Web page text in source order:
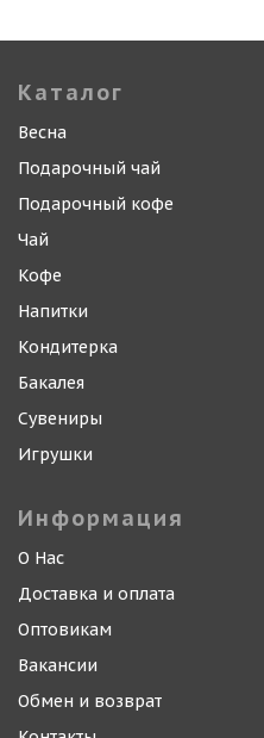
Каталог
Весна
Подарочный чай
Подарочный кофе
Чай
Кофе
Напитки
Кондитерка
Бакалея
Сувениры
Игрушки
Информация
О Нас
Доставка и оплата
Оптовикам
Вакансии
Обмен и возврат